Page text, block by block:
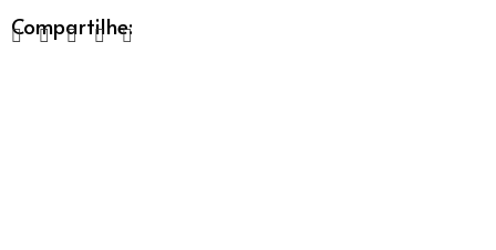
Compartilhe: